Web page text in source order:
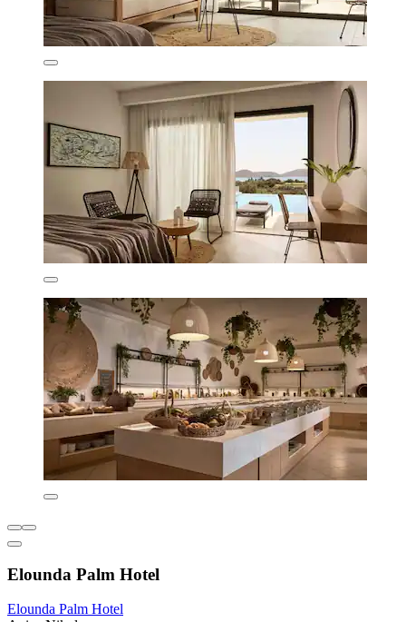
Elounda Palm Hotel
Elounda Palm Hotel